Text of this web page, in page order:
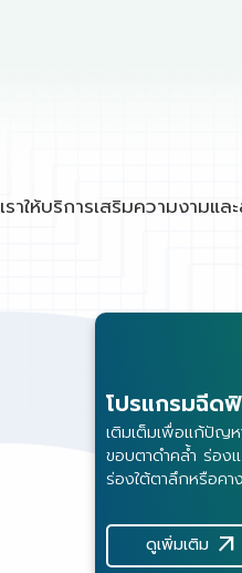
เราให้บริการเสริมความงา
โปรแกรมฉีด
เติมเต็มเพื่อแก้ปัญห
ขอบตาดำคล้ำ ร่อ
ร่องใต้ตาลึกหรือค
ดูเพิ่มเติม arrow_outward